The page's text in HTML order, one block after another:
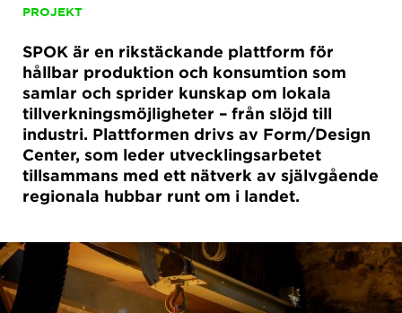
PROJEKT
SPOK är en rikstäckande plattform för
hållbar produktion och konsumtion som
samlar och sprider kunskap om lokala
tillverkningsmöjligheter – från slöjd till
industri. Plattformen drivs av Form/Design
Center, som leder utvecklingsarbetet
tillsammans med ett nätverk av självgående
regionala hubbar runt om i landet.